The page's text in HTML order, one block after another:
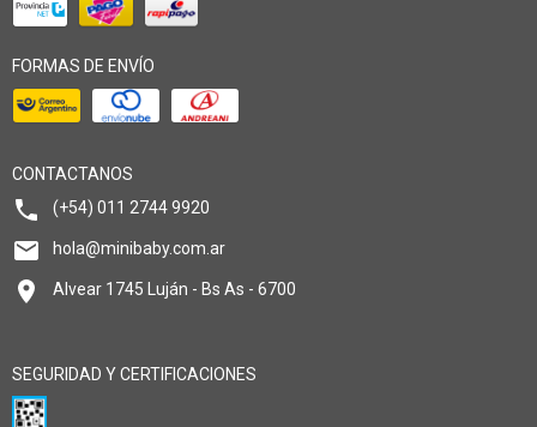
FORMAS DE ENVÍO
CONTACTANOS
(+54) 011 2744 9920
hola@minibaby.com.ar
Alvear 1745 Luján - Bs As - 6700
SEGURIDAD Y CERTIFICACIONES